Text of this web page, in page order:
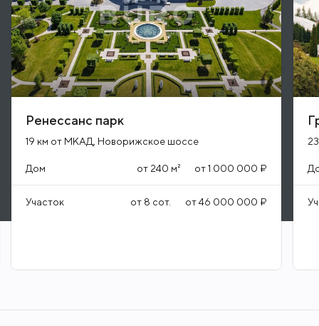
Ренессанс парк
19 км от МКАД, Новорижское шоссе
Дом от 240 м² от1 000 000 ₽
Участок от 8 сот. от46 000 000 ₽